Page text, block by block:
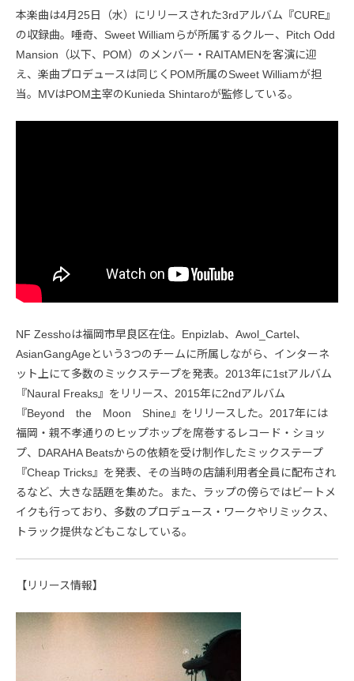
本楽曲は4月25日（水）にリリースされた3rdアルバム『CURE』
の収録曲。唾奇、Sweet Williaｍらが所属するクルー、Pitch Odd
Mansion（以下、POM）のメンバー・RAITAMENを客演に迎
え、楽曲プロデュースは同じくPOM所属のSweet Williaｍが担
当。MVはPOM主宰のKunieda Shintaroが監修している。
NF Zesshoは福岡市早良区在住。Enpizlab、Awol_Cartel、
AsianGangAgeという3つのチームに所属しながら、インターネ
ット上にて多数のミックステープを発表。2013年に1stアルバム
『Naural Freaks』をリリース、2015年に2ndアルバム
『Beyond the Moon Shine』をリリースした。2017年には
福岡・親不孝通りのヒップホップを席巻するレコード・ショッ
プ、DARAHA Beatsからの依頼を受け制作したミックステープ
『Cheap Tricks』を発表、その当時の店舗利用者全員に配布され
るなど、大きな話題を集めた。また、ラップの傍らではビートメ
イクも行っており、多数のプロデュース・ワークやリミックス、
トラック提供などもこなしている。
【リリース情報】